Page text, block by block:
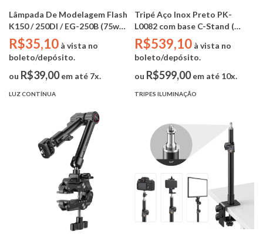
Lâmpada De Modelagem Flash
K150 / 250DI / EG-250B (75w
110V)
R$35,10 à vista no
boleto/depósito.
ou R$39,00em até 7x.
LUZ CONTÍNUA
Tripé Aço Inox Preto PK-
L0082 com base C-Stand (
3.30m alt. max - 20kg
capacidade)
R$539,10 à vista no
boleto/depósito.
ou R$599,00em até 10x.
TRIPES ILUMINAÇÃO